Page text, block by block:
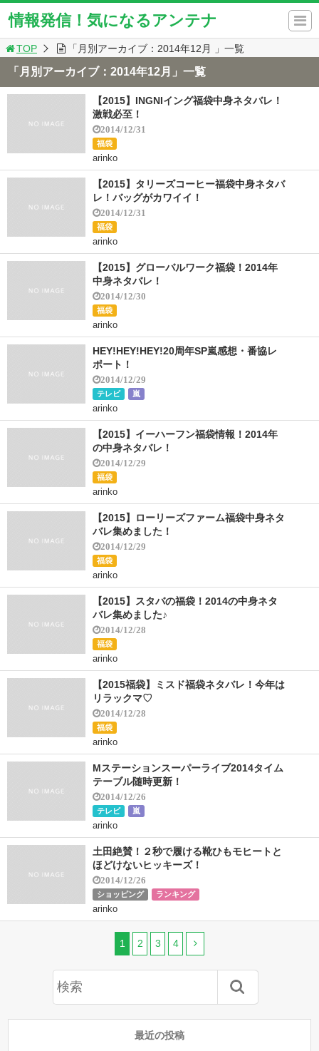
情報発信！気になるアンテナ
TOP 「月別アーカイブ：2014年12月 」一覧
「月別アーカイブ：2014年12月」一覧
【2015】INGNIイング福袋中身ネタバレ！
激戦必至！
2014/12/31
福袋
arinko
【2015】タリーズコーヒー福袋中身ネタバ
レ！バッグがカワイイ！
2014/12/31
福袋
arinko
【2015】グローバルワーク福袋！2014年
中身ネタバレ！
2014/12/30
福袋
arinko
HEY!HEY!HEY!20周年SP嵐感想・番協レ
ポート！
2014/12/29
テレビ 嵐
arinko
【2015】イーハーフン福袋情報！2014年
の中身ネタバレ！
2014/12/29
福袋
arinko
【2015】ローリーズファーム福袋中身ネタ
バレ集めました！
2014/12/29
福袋
arinko
【2015】スタバの福袋！2014の中身ネタ
バレ集めました♪
2014/12/28
福袋
arinko
【2015福袋】ミスド福袋ネタバレ！今年は
リラックマ♡
2014/12/28
福袋
arinko
Mステーションスーパーライブ2014タイム
テーブル随時更新！
2014/12/26
テレビ 嵐
arinko
土田絶賛！２秒で履ける靴ひもモヒートと
ほどけないヒッキーズ！
2014/12/26
ショッピング ランキング
arinko
1 2 3 4
最近の投稿